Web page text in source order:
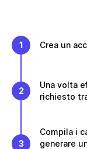
1 Crea un
2
Una volta
richiesto
3
Compila i
generare